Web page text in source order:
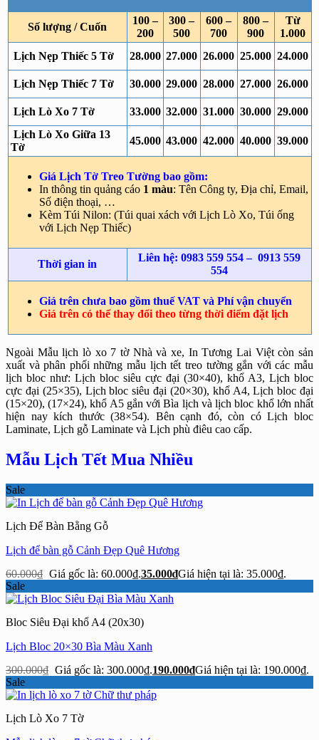
Số lượng / Cuốn
100 –
200
300 –
500
600 –
700
800 –
900
Từ
1.000
Lịch Nẹp Thiếc 5 Tờ
28.000 27.000 26.000 25.000 24.000
Lịch Nẹp Thiếc 7 Tờ 30.000 29.000 28.000 27.000 26.000
Lịch Lò Xo 7 Tờ 33.000 32.000 31.000 30.000 29.000
Lịch Lò Xo Giữa 13
Tờ
45.000 43.000 42.000 40.000 39.000
Giá Lịch Tờ Treo Tường bao gồm:
In thông tin quảng cáo 1 màu: Tên Công ty, Địa chỉ, Email,
Số điện thoại, …
Kèm Túi Nilon: (Túi quai xách với Lịch Lò Xo, Túi ống
với Lịch Nẹp Thiếc)
Thời gian in
Liên hệ: 0983 559 554 – 0913 559
554
Giá trên chưa bao gồm thuế VAT và Phí vận chuyển
Giá trên có thể thay đổi theo từng thời điểm đặt lịch
Ngoài Mẫu lịch lò xo 7 tờ Nhà và xe, In Tương Lai Việt còn sản
xuất và phân phối những mẫu lịch tết treo tường gắn với các mẫu
lịch bloc như: Lịch bloc siêu cực đại (30×40), khổ A3, Lịch bloc
cực đại (25×35), Lịch bloc siêu đại (20×30), khổ A4, Lịch bloc đại
(15×20), (17×24), khổ A5 gắn với Bìa lịch và lịch bloc khổ lớn nhất
hiện nay kích thước (38×54). Bên cạnh đó, còn có Lịch bloc
Laminate, Lịch gỗ Laminate và Lịch phù điêu cao cấp.
Mẫu Lịch Tết Mua Nhiều
Sale
Lịch Để Bàn Bằng Gỗ
Lịch để bàn gỗ Cảnh Đẹp Quê Hương
60.000₫ Giá gốc là: 60.000₫.35.000₫Giá hiện tại là: 35.000₫.
Sale
Bloc Siêu Đại khổ A4 (20x30)
Lịch Bloc 20×30 Bìa Màu Xanh
300.000₫ Giá gốc là: 300.000₫.190.000₫Giá hiện tại là: 190.000₫.
Sale
Lịch Lò Xo 7 Tờ